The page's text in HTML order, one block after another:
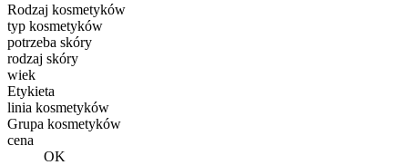
Rodzaj kosmetyków
typ kosmetyków
potrzeba skóry
rodzaj skóry
wiek
Etykieta
linia kosmetyków
Grupa kosmetyków
cena
OK